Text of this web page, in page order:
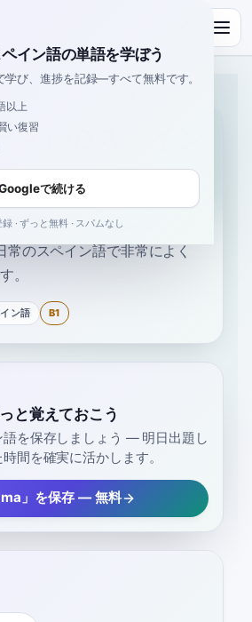
」のスペイン
“クイーン” です “dama
常のスペイン語で非常によく
。
ン語 B1
と覚えておこう
を保存しましょう — 明日出題し
間を確実に活かします。
」を保存 — 無料
イン語の単語を学ぼう
び、進捗を記録—すべて無料です。
以上
い復習
で続ける
· ずっと無料 · スパムなし